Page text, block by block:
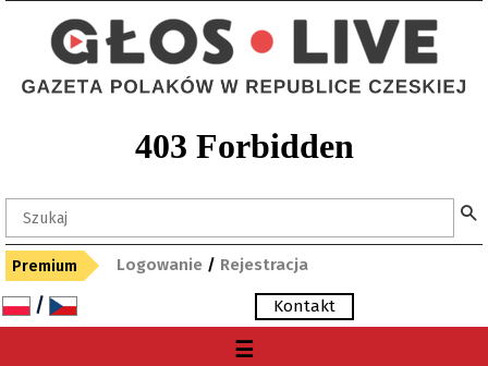
Premium Logowanie / Rejestracja
/ Kontakt
☰